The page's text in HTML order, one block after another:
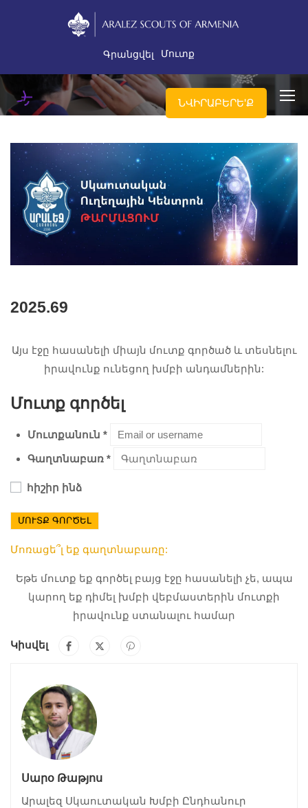
Գրանցվել Մուտք
ՆՎԻՐԱԲԵՐԵ'Ք
2025.69
Այս էջը հասանելի միայն մուտք գործած և տեսնելու
իրավունք ունեցող խմբի անդամներին:
Մուտք գործել
Մուտքանուն *
Գաղտնաբառ *
հիշիր ինձ
ՄՈՒՏՔ ԳՈՐԾԵԼ
Մոռացե՞լ եք գաղտնաբառը:
Եթե մուտք եք գործել բայց էջը հասանելի չե, ապա
կարող եք դիմել խմբի վեբմաստերին մուտքի
իրավունք ստանալու համար
Կիսվել
Սարօ Թաթյոս
Արալեզ Սկաուտական Խմբի Ընդհանուր